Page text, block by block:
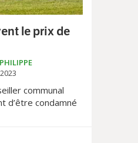
le prix de
communal
d’être condamné